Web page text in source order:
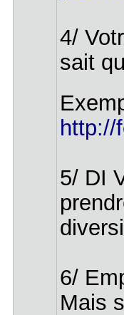
4/
sait
http://
5/ DI
6/
Mais